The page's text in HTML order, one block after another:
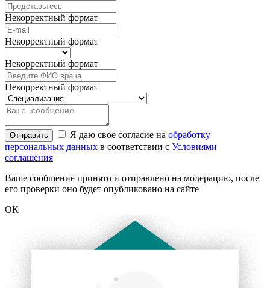
Некорректный формат
Некорректный формат
Некорректный формат
Некорректный формат
Отправить Я даю свое согласие на обработку
персональных данных в соответствии с Условиями
соглашения
Ваше сообщение принято и отправлено на модерацию, после
его проверки оно будет опубликовано на сайте
ОК